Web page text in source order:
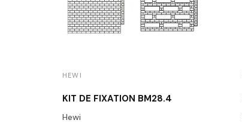
HEWI
KIT DE FIXATION BM28.4
Hewi